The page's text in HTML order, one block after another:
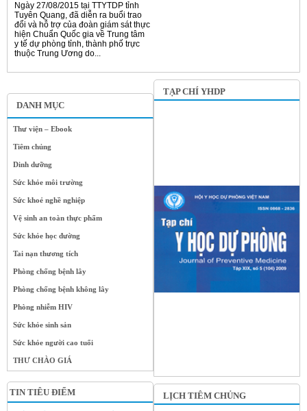
DANH MỤC
Thư viện – Ebook
Tiêm chủng
Dinh dưỡng
Sức khỏe môi trường
Sức khoẻ nghề nghiệp
Vệ sinh an toàn thực phẩm
Sức khỏe học đường
Tai nạn thương tích
Phòng chống bệnh lây
Phòng chống bệnh không lây
Phòng nhiễm HIV
Sức khỏe sinh sản
Sức khỏe người cao tuổi
THƯ CHÀO GIÁ
TIN TIÊU ĐIỂM
Ngày 27/08/2015 tại TTYTDP tỉnh
Tuyên Quang, đã diễn ra buổi trao
đổi và hỗ trợ của đoàn giám sát thực
hiện Chuẩn Quốc gia về Trung tâm
y tế dự phòng tỉnh, thành phố trực
thuộc Trung Ương do...
TẠP CHÍ YHDP
LỊCH TIÊM CHỦNG